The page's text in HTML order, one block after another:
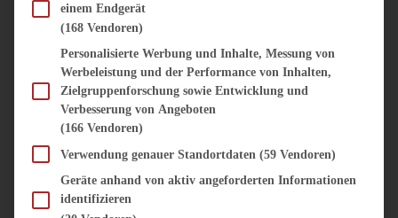
VORSPEISEN
SÜSS & HERZHAFT
BROTAUFSTRICH
DIPS, SAUCEN, CHUTNEYS
KÜCHENGESCHENKE
einem Endgerät
(168 Vendoren)
Personalisierte Werbung und Inhalte, Messung von
Werbeleistung und der Performance von Inhalten,
Zielgruppenforschung sowie Entwicklung und
Verbesserung von Angeboten
(166 Vendoren)
Verwendung genauer Standortdaten (59 Vendoren)
Geräte anhand von aktiv angeforderten Informationen
identifizieren